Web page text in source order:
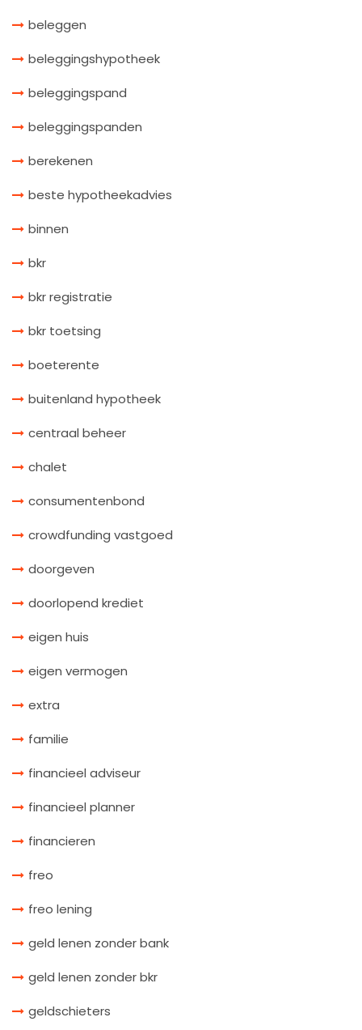
beleggen
beleggingshypotheek
beleggingspand
beleggingspanden
berekenen
beste hypotheekadvies
binnen
bkr
bkr registratie
bkr toetsing
boeterente
buitenland hypotheek
centraal beheer
chalet
consumentenbond
crowdfunding vastgoed
doorgeven
doorlopend krediet
eigen huis
eigen vermogen
extra
familie
financieel adviseur
financieel planner
financieren
freo
freo lening
geld lenen zonder bank
geld lenen zonder bkr
geldschieters